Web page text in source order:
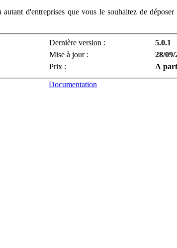
d'entreprises que vous le souhaitez de
Dernière version :
5.0.1
Mise à jour :
28/09/
Prix : A
Documentation